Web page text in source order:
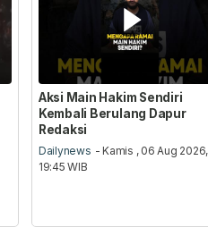
Aksi Main Hakim Sendiri
Kembali Berulang Dapur
Redaksi
Dailynews - Kamis , 06 Aug 2026,
19:45 WIB